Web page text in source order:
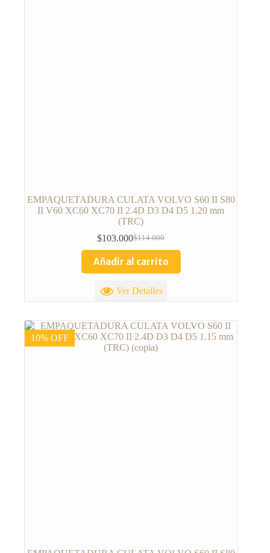
EMPAQUETADURA CULATA VOLVO S60 II S80
II V60 XC60 XC70 II 2.4D D3 D4 D5 1.20 mm
(TRC)
$114.000
$103.000
Añadir al carrito
Ver Detalles
10% OFF